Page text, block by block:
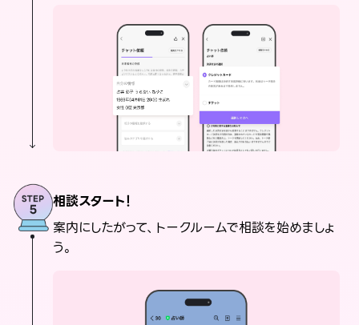
相談スタート！
案内にしたがって、トークルームで相談を始めましょ
う。